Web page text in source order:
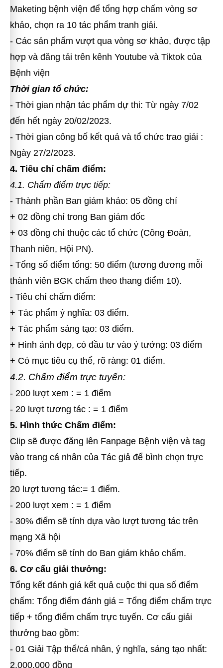
Maketing bệnh viện để tổng hợp chấm vòng sơ
khảo, chọn ra 10 tác phẩm tranh giải.
- Các sản phẩm vượt qua vòng sơ khảo, được tập
hợp và đăng tải trên kênh Youtube và Tiktok của
Bệnh viện
Thời gian tổ chức:
- Thời gian nhận tác phẩm dự thi: Từ ngày 7/02
đến hết ngày 20/02/2023.
- Thời gian công bố kết quả và tổ chức trao giải :
Ngày 27/2/2023.
4. Tiêu chí chấm điểm:
4.1. Chấm điểm trực tiếp:
- Thành phần Ban giám khảo: 05 đồng chí
+ 02 đồng chí trong Ban giám đốc
+ 03 đồng chí thuộc các tổ chức (Công Đoàn,
Thanh niên, Hội PN).
- Tổng số điểm tổng: 50 điểm (tương đương mỗi
thành viên BGK chấm theo thang điểm 10).
- Tiêu chí chấm điểm:
+ Tác phẩm ý nghĩa: 03 điểm.
+ Tác phẩm sáng tạo: 03 điểm.
+ Hình ảnh đẹp, có đầu tư vào ý tưởng: 03 điểm
+ Có mục tiêu cụ thể, rõ ràng: 01 điểm.
4.2. Chấm điểm trực tuyến:
- 200 lượt xem : = 1 điểm
- 20 lượt tương tác : = 1 điểm
5. Hình thức Chấm điểm:
Clip sẽ được đăng lên Fanpage Bệnh viện và tag
vào trang cá nhân của Tác giả để bình chọn trực
tiếp.
20 lượt tương tác:= 1 điểm.
- 200 lượt xem : = 1 điểm
- 30% điểm sẽ tính dựa vào lượt tương tác trên
mạng Xã hội
- 70% điểm sẽ tính do Ban giám khảo chấm.
6. Cơ cấu giải thưởng:
Tổng kết đánh giá kết quả cuộc thi qua số điểm
chấm: Tổng điểm đánh giá = Tổng điểm chấm trực
tiếp + tổng điểm chấm trực tuyến. Cơ cấu giải
thưởng bao gồm:
- 01 Giải Tập thể/cá nhân, ý nghĩa, sáng tạo nhất:
2.000.000 đồng